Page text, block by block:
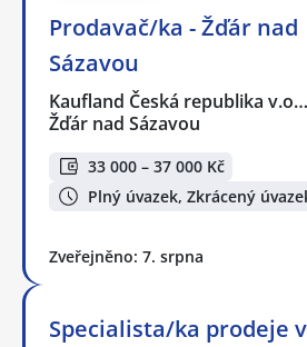
Prodavač/ka - Žďár nad
Sázavou
Kaufland Česká republika v.o…
Žďár nad Sázavou
33 000 – 37 000 Kč
Plný úvazek, Zkrácený
Zveřejněno: 7. srpna
Specialista/ka prodeje v